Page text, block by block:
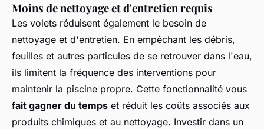
Moins de nettoyage et d'entretien requis
Les volets réduisent également le besoin de
nettoyage et d'entretien. En empêchant les débris,
feuilles et autres particules de se retrouver dans l'eau,
ils limitent la fréquence des interventions pour
maintenir la piscine propre. Cette fonctionnalité vous
fait gagner du temps et réduit les coûts associés aux
produits chimiques et au nettoyage. Investir dans un